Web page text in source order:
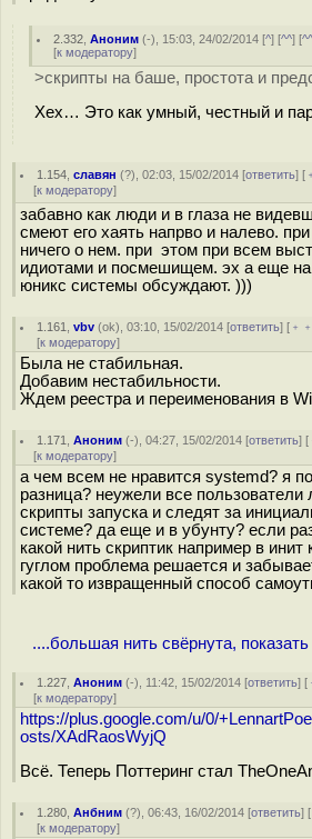
2.332 ,Аноним (-), 15:03, 24/02/2014 [^] [^^] [
[к модератору]
>скрипты на баше, простота и
Хех… Это как умный, честный и
1.154 ,славян (?), 02:03, 15/02/2014 [ответить] [
[к модератору]
забавно как люди и в глаза не
смеют его хаять напрво и налево.
ничего о нем. при этом при всем
идиотами и посмешищем. эх а еще на
юникс системы обсуждают. )))
1.161 ,vbv (ok), 03:10, 15/02/2014 [ответить] [
[к модератору]
Была не стабильная.
Добавим нестабильности.
Ждем реестра и переименования в
1.171 ,Аноним (-), 04:27, 15/02/2014 [ответить] [
[к модератору]
а чем всем не нравится systemd? я
разница? неужели все пользователи
скрипты запуска и следят за
системе? да еще и в убунту? если
какой нить скриптик например в инит
гуглом проблема решается и
какой то извращенный способ
....большая нить свёрнута, показать
1.227 ,Аноним (-), 11:42, 15/02/2014 [ответить] [
[к модератору]
https://plus.google.com/u/0/
osts/XAdRaosWyjQ
Всё. Теперь Поттеринг стал
1.280 ,Анбним (?), 06:43, 16/02/2014 [ответить] [
[к модератору]